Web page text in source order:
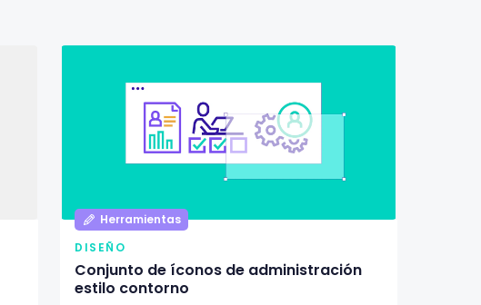
Herramientas
DISEÑO
Conjunto de íconos de administración
estilo contorno